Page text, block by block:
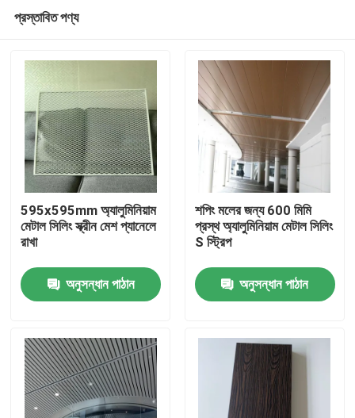
পণ্য
ভিডিও
প্রস্তাবিত পণ্য
595x595mm অ্যালুমিনিয়াম
মেটাল সিলিং স্ক্রীন মেশ প্যানেলে
রাখা
অনুসন্ধান পাঠান
শপিং মলের জন্য 600 মিমি
প্রস্থ অ্যালুমিনিয়াম মেটাল সিলিং
S স্ট্রিপ
অনুসন্ধান পাঠান